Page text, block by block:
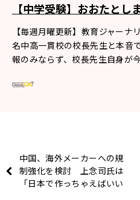
【中学受験】おおたとし
【毎週月曜更新】教育ジャー
名中高一貫校の校長先生と本音
報のみならず、校長先生自身が
中国、海外メーカーへの規
制強化を検討 上念司氏は
「日本で作っちゃえばいい